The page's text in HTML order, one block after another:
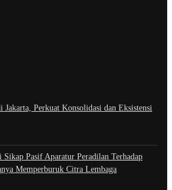
Perkuat Konsolidasi dan Eksistensi
Pasif Aparatur Peradilan Terhadap
Memperburuk Citra Lembaga